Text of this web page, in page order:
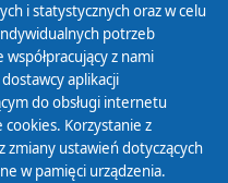
i statystycznych oraz w celu
potrzeb
z nami
aplikacji
do obsługi internetu
Korzystanie z
zmiany ustawień dotyczących
w pamięci urządzenia.